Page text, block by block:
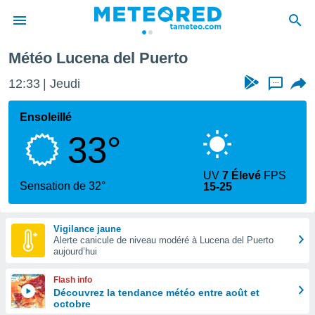
de
Météo Lucena del Puerto
12:33 Jeudi ...
Ensoleillé
33°
Sensation de 32°
UV7 Élevé FPS
15-25
Vigilance jaune
Alerte canicule de niveau modéré à Lucena del Puerto
aujourd’hui
Flash info
Découvrez la tendance météo entre août et
octobre